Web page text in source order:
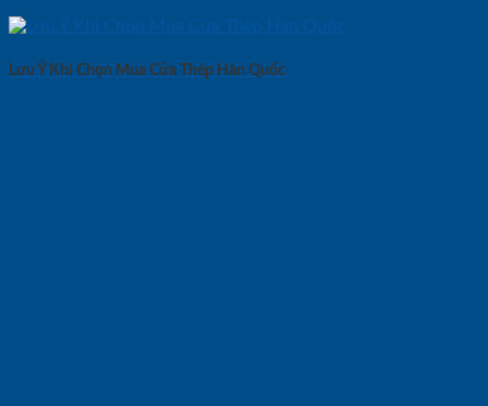
Lưu Ý Khi Chọn Mua Cửa Thép Hàn Quốc